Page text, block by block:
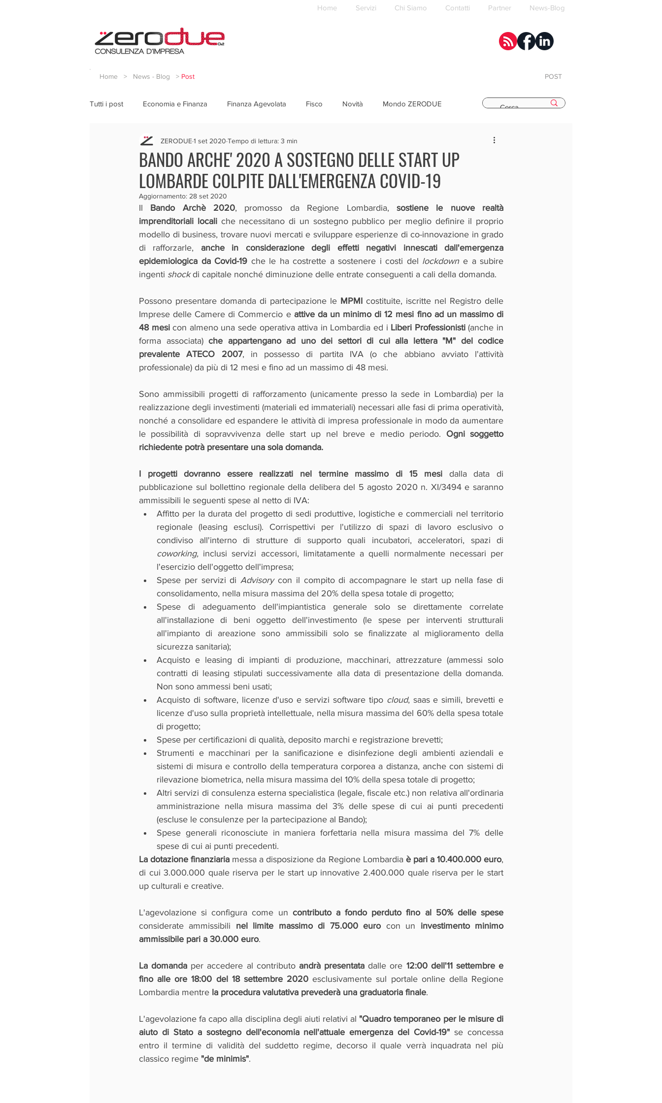
Home Servizi Chi Siamo Contatti Partner News-Blog
Home > News - Blog > Post POST
Tutti i post Economia e Finanza Finanza Agevolata Fisco Novità Mondo ZERODUE
BANDO ARCHE' 2020 A SOSTEGNO DELLE START UP
LOMBARDE COLPITE DALL'EMERGENZA COVID-19
ZERODUE1 set 2020 Tempo di lettura: 3 min
Aggiornamento: 28 set 2020
Il Bando Archè 2020, promosso da Regione Lombardia, sostiene le nuove realtà
imprenditoriali locali che necessitano di un sostegno pubblico per meglio definire il proprio
modello di business, trovare nuovi mercati e sviluppare esperienze di co-innovazione in grado
di rafforzarle, anche in considerazione degli effetti negativi innescati dall'emergenza
epidemiologica da Covid-19 che le ha costrette a sostenere i costi del lockdown e a subire
ingenti shock di capitale nonché diminuzione delle entrate conseguenti a cali della domanda.
Possono presentare domanda di partecipazione le MPMI costituite, iscritte nel Registro delle
Imprese delle Camere di Commercio e attive da un minimo di 12 mesi fino ad un massimo di
48 mesi con almeno una sede operativa attiva in Lombardia ed i Liberi Professionisti (anche in
forma associata) che appartengano ad uno dei settori di cui alla lettera "M" del codice
prevalente ATECO 2007, in possesso di partita IVA (o che abbiano avviato l'attività
professionale) da più di 12 mesi e fino ad un massimo di 48 mesi.
Sono ammissibili progetti di rafforzamento (unicamente presso la sede in Lombardia) per la
realizzazione degli investimenti (materiali ed immateriali) necessari alle fasi di prima operatività,
nonché a consolidare ed espandere le attività di impresa professionale in modo da aumentare
le possibilità di sopravvivenza delle start up nel breve e medio periodo. Ogni soggetto
richiedente potrà presentare una sola domanda.
I progetti dovranno essere realizzati nel termine massimo di 15 mesi dalla data di
pubblicazione sul bollettino regionale della delibera del 5 agosto 2020 n. XI/3494 e saranno
ammissibili le seguenti spese al netto di IVA:
Affitto per la durata del progetto di sedi produttive, logistiche e commerciali nel territorio
regionale (leasing esclusi). Corrispettivi per l'utilizzo di spazi di lavoro esclusivo o
coworking, inclusi servizi accessori, limitatamente a quelli normalmente necessari per
l'esercizio dell'oggetto dell'impresa;
Spese per servizi di Advisory con il compito di accompagnare le start up nella fase di
consolidamento, nella misura massima del 20% della spesa totale di progetto;
Spese di adeguamento dell'impiantistica generale solo se direttamente correlate
all'installazione di beni oggetto dell'investimento (le spese per interventi strutturali
all'impianto di areazione sono ammissibili solo se finalizzate al miglioramento della
sicurezza sanitaria);
Acquisto e leasing di impianti di produzione, macchinari, attrezzature (ammessi solo
contratti di leasing stipulati successivamente alla data di presentazione della domanda.
Non sono ammessi beni usati;
Acquisto di software, licenze d'uso e servizi software tipo cloud, saas e simili, brevetti e
licenze d'uso sulla proprietà intellettuale, nella misura massima del 60% della spesa totale
di progetto;
Spese per certificazioni di qualità, deposito marchi e registrazione brevetti;
Strumenti e macchinari per la sanificazione e disinfezione degli ambienti aziendali e
sistemi di misura e controllo della temperatura corporea a distanza, anche con sistemi di
rilevazione biometrica, nella misura massima del 10% della spesa totale di progetto;
Altri servizi di consulenza esterna specialistica (legale, fiscale etc.) non relativa all'ordinaria
amministrazione nella misura massima del 3% delle spese di cui ai punti precedenti
(escluse le consulenze per la partecipazione al Bando);
Spese generali riconosciute in maniera forfettaria nella misura massima del 7% delle
spese di cui ai punti precedenti.
La dotazione finanziaria messa a disposizione da Regione Lombardia è pari a 10.400.000 euro,
di cui 3.000.000 quale riserva per le start up innovative 2.400.000 quale riserva per le start
up culturali e creative.
L'agevolazione si configura come un
considerate ammissibili nel limite massimo di 75.000 euro con un investimento minimo
ammissibile pari a 30.000 euro.
La domanda per accedere al contributo andrà presentata dalle ore 12:00 dell'11 settembre e
fino alle ore 18:00 del 18 settembre 2020 esclusivamente sul portale online della Regione
Lombardia mentre la procedura valutativa prevederà una graduatoria finale.
L'agevolazione fa capo alla disciplina degli aiuti relativi al "Quadro temporaneo per le misure di
aiuto di Stato a sostegno dell'economia nell'attuale emergenza del Covid-19" se concessa
entro il termine di validità del suddetto regime, decorso il quale verrà inquadrata nel più
classico regime "de minimis".